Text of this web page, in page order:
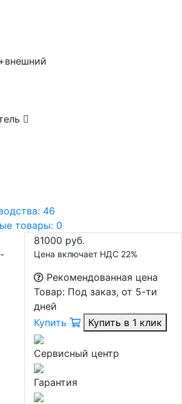
46
товары: 0
81000 руб.
Цена включает НДС 22%
Рекомендованная цена
Товар: Под заказ, от 5-ти
дней
Купить
Купить в 1 клик
Сервисный центр
Гарантия